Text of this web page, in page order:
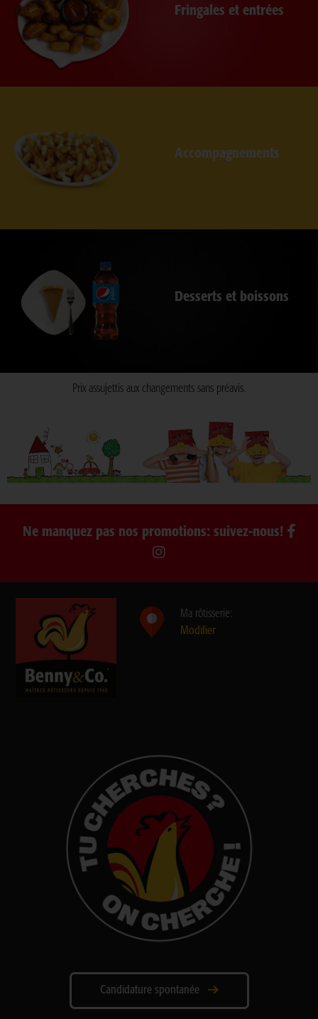
Fringales et entrées
Accompagnements
Desserts et boissons
Prix assujettis aux changements sans préavis.
Ne manquez pas nos promotions: suivez-nous!
Ma rôtisserie:
Modifier
Candidature spontanée